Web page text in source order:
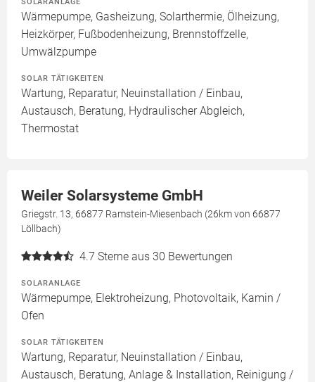
Wärmepumpe, Gasheizung, Solarthermie, Ölheizung,
Heizkörper, Fußbodenheizung, Brennstoffzelle,
Umwälzpumpe
SOLAR TÄTIGKEITEN
Wartung, Reparatur, Neuinstallation / Einbau,
Austausch, Beratung, Hydraulischer Abgleich,
Thermostat
Weiler Solarsysteme GmbH
Griegstr. 13, 66877 Ramstein-Miesenbach (26km von 66877
Löllbach)
4.7 Sterne aus 30 Bewertungen
SOLARANLAGE
Wärmepumpe, Elektroheizung, Photovoltaik, Kamin /
Ofen
SOLAR TÄTIGKEITEN
Wartung, Reparatur, Neuinstallation / Einbau,
Austausch, Beratung, Anlage & Installation, Reinigung /